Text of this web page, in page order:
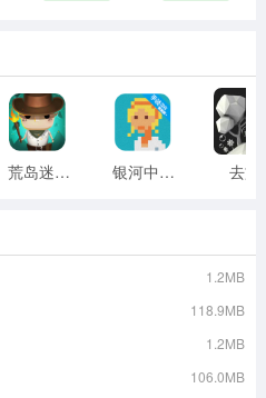
荒岛迷宫游戏 银河中的挤奶工游戏 去旅
1.2MB
118.9MB
1.2MB
106.0MB